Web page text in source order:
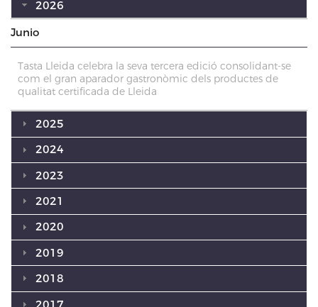
2026
Junio
Tasta Lleida celebra la seva tercera edició consolidant-se
com el gran aparador gastronòmic dels productes de
qualitat certificada de Lleida
2025
2024
2023
2021
2020
2019
2018